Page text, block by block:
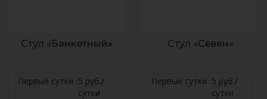
Стул «Банкетный»
Первые сутки 5 руб./
сутки
Стул «Севен»
Первые сутки 5 руб./
сутки